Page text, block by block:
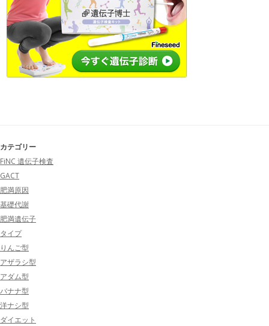
カテゴリー
FiNC 遺伝子検査
GACT
肥満原因
基礎代謝
肥満遺伝子
タイプ
りんご型
アザラシ型
アダム型
バナナ型
洋ナシ型
ダイエット